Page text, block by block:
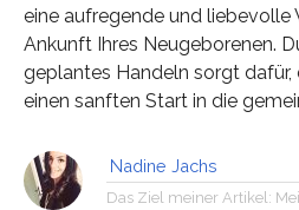
eine aufregende und liebevolle
Ankunft Ihres Neugeborenen.
geplantes Handeln sorgt dafür,
einen sanften Start in die
Nadine Jachs
Das Ziel meiner Artikel: